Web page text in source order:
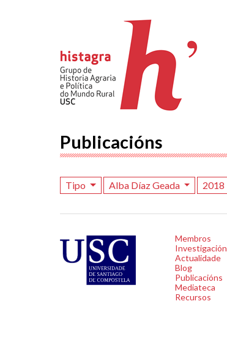
Publicacións
Tipo Alba Díaz Geada 2018
Membros
Investigación
Actualidade
Blog
Publicacións
Mediateca
Recursos